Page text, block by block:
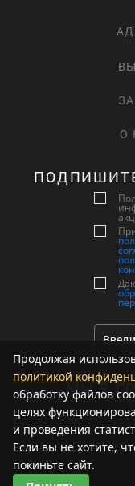
О
МЫ В
Продолжая
политикой
обработку файлов
целях
и проведения
Если вы не хотите,
покиньте сайт.